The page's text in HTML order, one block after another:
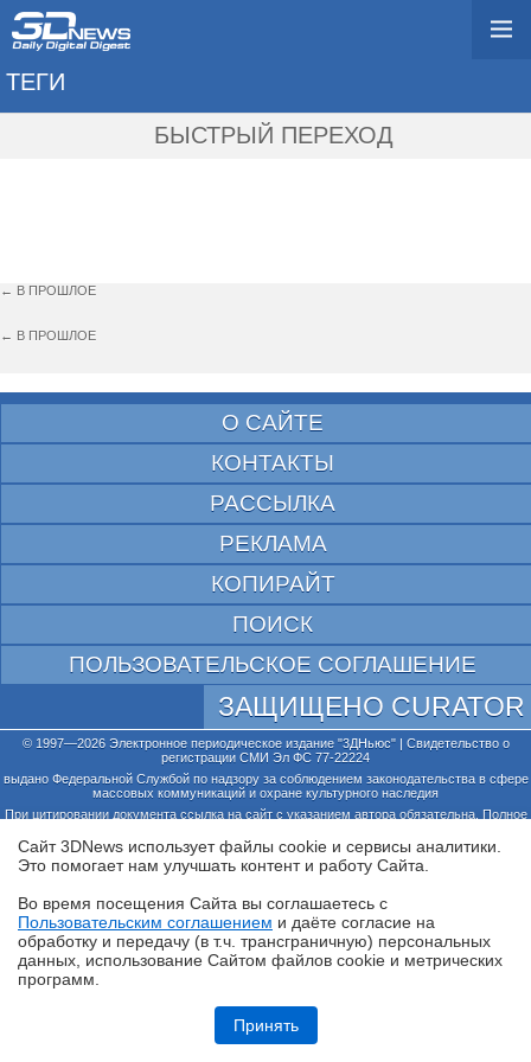
Обзор HONOR MagicPad 4: самый изящный планшет
ТЕГИ
БЫСТРЫЙ ПЕРЕХОД
← В ПРОШЛОЕ
← В ПРОШЛОЕ
О САЙТЕ
КОНТАКТЫ
РАССЫЛКА
РЕКЛАМА
КОПИРАЙТ
ПОИСК
ПОЛЬЗОВАТЕЛЬСКОЕ СОГЛАШЕНИЕ
ЗАЩИЩЕНО CURATOR
© 1997—2026 Электронное периодическое издание "3ДНьюс" | Свидетельство о
регистрации СМИ Эл ФС 77-22224
выдано Федеральной Службой по надзору за соблюдением законодательства в сфере
массовых коммуникаций и охране культурного наследия
При цитировании документа ссылка на сайт с указанием автора обязательна. Полное
российского и международного законодательства и возможно только с согласия
редакции 3DNews.
Сайт 3DNews использует файлы cookie и сервисы аналитики.
Это помогает нам улучшать контент и работу Cайта.
Во время посещения Cайта вы соглашаетесь с
Пользовательским соглашением и даёте согласие на
обработку и передачу (в т.ч. трансграничную) персональных
данных, использование Cайтом файлов cookie и метрических
программ.
Принять